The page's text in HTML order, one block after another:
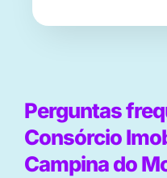
Perguntas
Consórcio
Campina do